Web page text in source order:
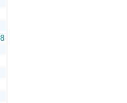
01-07T09:14:50-08:00